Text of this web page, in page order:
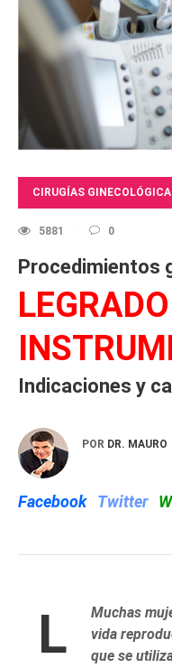
CIRUGÍAS
5881 0
Procedimientos
Indicaciones y
POR DR. MAURO
Facebook Twitter
L
Muchas
vida
que se